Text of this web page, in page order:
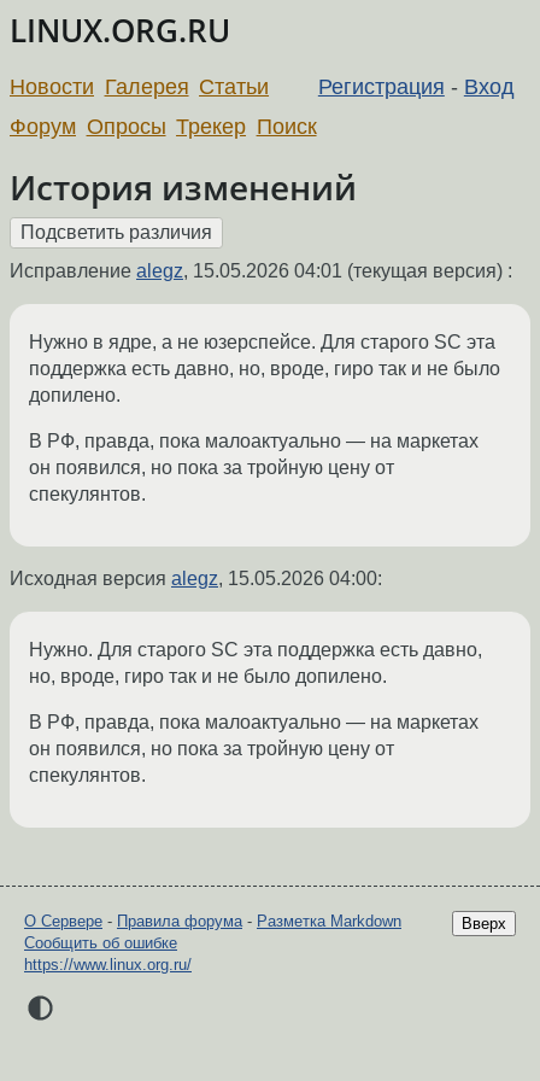
LINUX.ORG.RU
Регистрация - Вход
Новости Галерея Статьи
Форум Опросы Трекер Поиск
История изменений
Исправление alegz, 15.05.2026 04:01 (текущая версия) :
Нужно в ядре, а не юзерспейсе. Для старого SC эта
поддержка есть давно, но, вроде, гиро так и не было
допилено.
В РФ, правда, пока малоактуально — на маркетах
он появился, но пока за тройную цену от
спекулянтов.
Исходная версия alegz, 15.05.2026 04:00:
Нужно. Для старого SC эта поддержка есть давно,
но, вроде, гиро так и не было допилено.
В РФ, правда, пока малоактуально — на маркетах
он появился, но пока за тройную цену от
спекулянтов.
Вверх
О Сервере - Правила форума- Разметка Markdown
Сообщить об ошибке
https://www.linux.org.ru/